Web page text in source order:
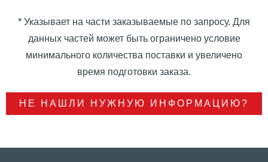
* Указывает на части заказываемые по запросу. Для
данных частей может быть ограничено условие
минимального количества поставки и увеличено
время подготовки заказа.
НЕ НАШЛИ НУЖНУЮ ИНФОРМАЦИЮ?